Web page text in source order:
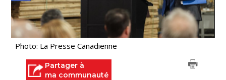
Photo: La Presse Canadienne
Partager à
ma communauté